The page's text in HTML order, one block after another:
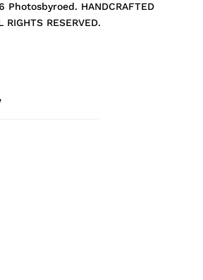
HANDCRAFTED
RESERVED.